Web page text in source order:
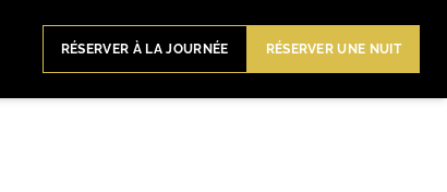
RÉSERVER À LA JOURNÉE RÉSERVER UNE NUIT